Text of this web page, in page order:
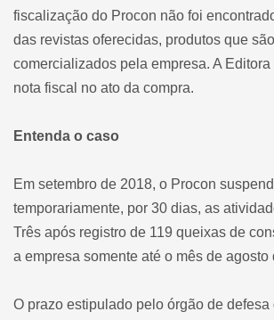
fiscalização do Procon não foi
das revistas oferecidas, produtos que
comercializados pela empresa. A
nota fiscal no ato da compra.
Entenda o caso
Em setembro de 2018, o Procon
temporariamente, por 30 dias, as
Três após registro de 119 queixas de
a empresa somente até o mês de agosto
O prazo estipulado pelo órgão de